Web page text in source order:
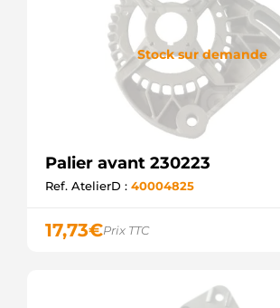
Stock sur demande
Palier avant 230223
Ref. AtelierD : 40004825
17,73€Prix TTC